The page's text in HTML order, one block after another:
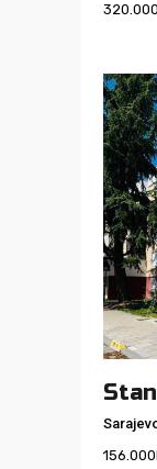
320.000
156.000